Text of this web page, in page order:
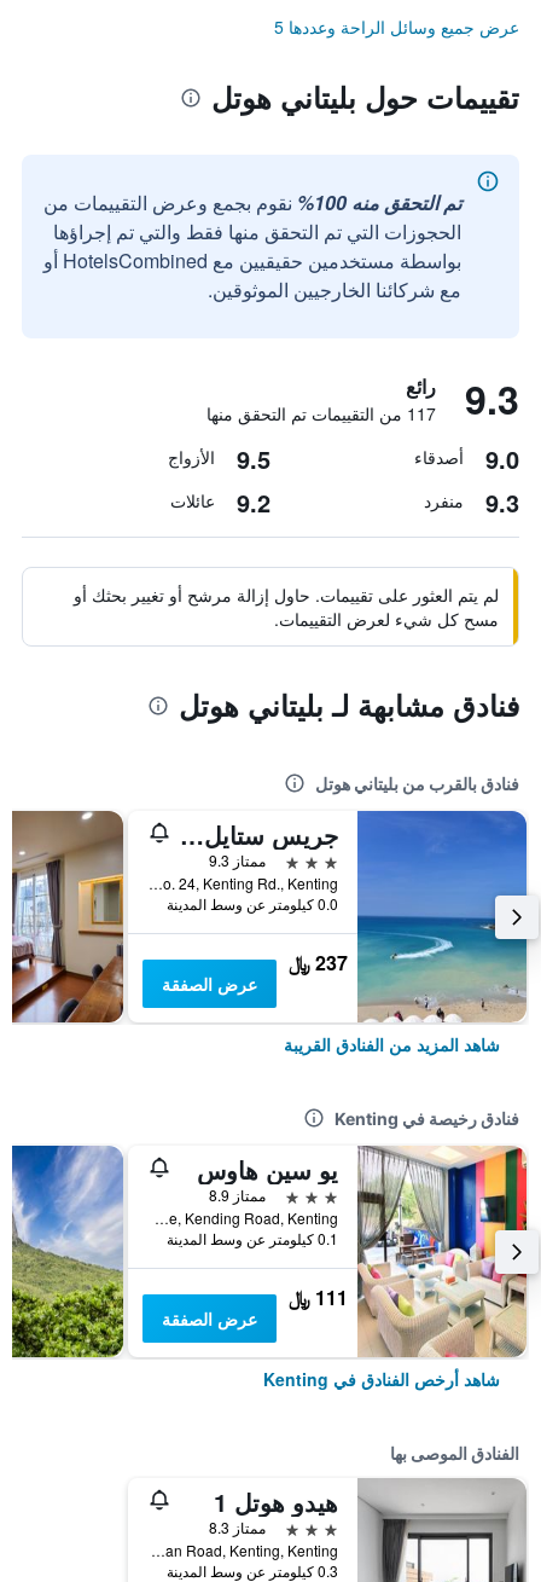
عرض جميع وسائل الراحة وعددها 5
تقييمات حول بليتاني هوتل
تم التحقق منه 100%
نقوم بجمع وعرض التقييمات من
الحجوزات التي تم التحقق منها فقط والتي تم إجراؤها
بواسطة مستخدمين حقيقيين مع HotelsCombined أو
مع شركائنا الخارجيين الموثوقين.
9.3 رائع
117 من التقييمات تم التحقق منها
9.0 أصدقاء 9.5 الأزواج
9.3 منفرد 9.2 عائلات
لم يتم العثور على تقييمات. حاول إزالة مرشح أو تغيير بحثك أو
مسح كل شيء لعرض التقييمات.
فنادق مشابهة لـ بليتاني هوتل
فنادق بالقرب من بليتاني هوتل
جريس ستايل هوتل
3 نجوم
ممتاز 9.3
No. 24, Kenting Rd., Kenting, تايوان
0.0 كيلومتر عن وسط المدينة
237 ﷼
عرض الصفقة
شاهد المزيد من الفنادق القريبة
فنادق رخيصة في Kenting
يو سين هاوس
3 نجوم
ممتاز 8.9
No.5 Heping Lane, Kending Road, Kenting, تايوان
0.1 كيلومتر عن وسط المدينة
111 ﷼
عرض الصفقة
شاهد أرخص الفنادق في Kenting
الفنادق الموصى بها
هيدو هوتل 1
3 نجوم
ممتاز 8.3
No.132-1, Dawan Road, Kenting, Kenting, تايوان
0.3 كيلومتر عن وسط المدينة